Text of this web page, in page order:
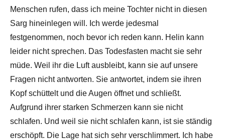
Menschen rufen, dass ich meine Tochter nicht in diesen
Sarg hineinlegen will. Ich werde jedesmal
festgenommen, noch bevor ich reden kann. Helin kann
leider nicht sprechen. Das Todesfasten macht sie sehr
müde. Weil ihr die Luft ausbleibt, kann sie auf unsere
Fragen nicht antworten. Sie antwortet, indem sie ihren
Kopf schüttelt und die Augen öffnet und schließt.
Aufgrund ihrer starken Schmerzen kann sie nicht
schlafen. Und weil sie nicht schlafen kann, ist sie ständig
erschöpft. Die Lage hat sich sehr verschlimmert. Ich habe